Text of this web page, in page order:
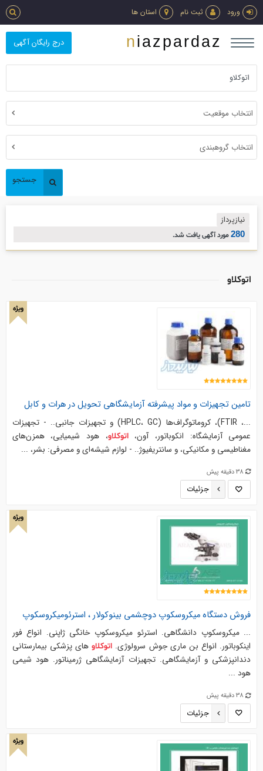
ورود ثبت نام استان ها
درج رایگان آگهی niazpardaz
انتخاب موقعیت
انتخاب گروهبندی
جستجو
نیازپرداز
280مورد آگهی یافت شد.
اتوکلاو
ویژه
تامین تجهیزات و مواد پیشرفته آزمایشگاهی تحویل در هرات و کابل
...، FTIR)، کروماتوگراف‌ها (HPLC، GC) و تجهیزات جانبی.. - تجهیزات
عمومی آزمایشگاه: انکوباتور، آون،اتوکلاو، هود شیمیایی، همزن‌های
مغناطیسی و مکانیکی، و سانتریفیوژ.. - لوازم شیشه‌ای و مصرفی: بشر، ...
38 دقیقه پیش
جزئیات
ویژه
فروش دستگاه میکروسکوپ دوچشمی بینوکولار ، استرئومیکروسکوپ
... میکروسکوپ دانشگاهی. استرئو میکروسکوپ خانگی ژاپنی. انواع فور
اینکوباتور. انواع بن ماری جوش سرولوژی. اتوکلاوهای پزشکی بیمارستانی
دندانپزشکی و آزمایشگاهی. تجهیزات آزمایشگاهی ژرمیناتور. هود شیمی
هود ...
38 دقیقه پیش
جزئیات
ویژه